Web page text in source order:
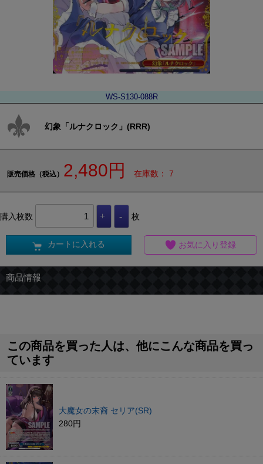
WS-S130-088R
幻象「ルナクロック」(RRR)
販売価格（税込） 2,480円 在庫数： 7
購入枚数 枚
カートに入れる お気に入り登録
商品情報
この商品を買った人は、他にこんな商品を買っ
ています
大魔女の末裔 セリア(SR)
280円